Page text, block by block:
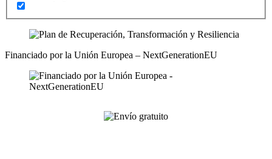
Financiado por la Unión Europea – NextGenerationEU